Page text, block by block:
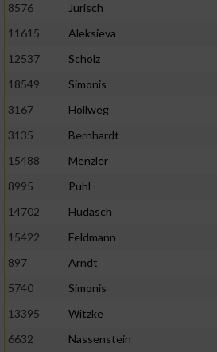
8576
Jurisch
11615
Aleksieva
12537
Scholz
18549
Simonis
3167
Hollweg
3135
Bernhardt
15488
Menzler
8995
Puhl
14702
Hudasch
15422
Feldmann
897
Arndt
5740
Simonis
13395
Witzke
6632
Nassenstein